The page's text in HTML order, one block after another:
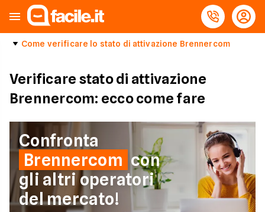
Come verificare lo stato di attivazione Brennercom
Verificare stato di attivazione
Brennercom: ecco come fare
Confronta
Brennercom con
gli altri operatori
del mercato!